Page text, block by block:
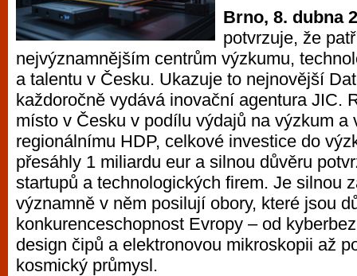
Brno, 8. dubna
potvrzuje, že
nejvýznamnějším centrům výzkumu,
a talentu v Česku. Ukazuje to nejnovější
každoročně vydává inovační agentura JIC.
místo v Česku v podílu výdajů na výzkum a
regionálnímu HDP, celkové investice do
přesáhly 1 miliardu eur a silnou důvěru
startupů a technologických firem. Je silnou
významně v něm posilují obory, které jsou
konkurenceschopnost Evropy – od
design čipů a elektronovou mikroskopii až
kosmický průmysl.